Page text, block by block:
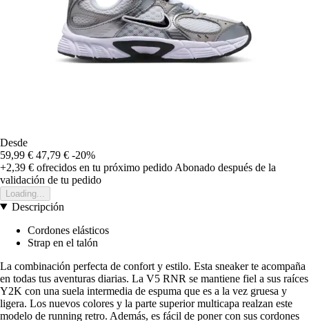
Desde
59,99 € 47,79 € -20%
+2,39 € ofrecidos en tu próximo pedido Abonado después de la
validación de tu pedido
Loading...
Descripción
Cordones elásticos
Strap en el talón
La combinación perfecta de confort y estilo. Esta sneaker te acompaña
en todas tus aventuras diarias. La V5 RNR se mantiene fiel a sus raíces
Y2K con una suela intermedia de espuma que es a la vez gruesa y
ligera. Los nuevos colores y la parte superior multicapa realzan este
modelo de running retro. Además, es fácil de poner con sus cordones